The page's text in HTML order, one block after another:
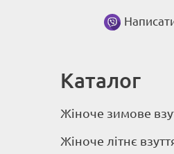
Каталог
Жіноче зимове
Жіноче літнє